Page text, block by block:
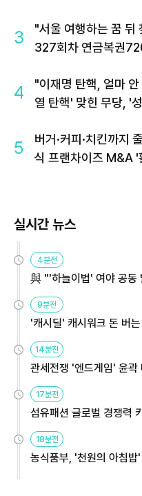
3
"서울 여행하는 꿈 뒤
327회차 연금복권
4
"이재명 탄핵, 얼마
열 탄핵' 맞힌 무당, '
5
버거·커피·치킨까지
식 프랜차이즈 M&A '
실시간 뉴스
4분전
與 "'하늘이법' 여야 공동
9분전
'캐시딜' 캐시워크 돈 버
14분전
관세전쟁 '엔드게임' 윤
17분전
섬유패션 글로벌 경쟁력
18분전
농식품부, '천원의 아침